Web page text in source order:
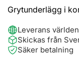
Grytunderlägg i
Leverans
Skickas från
Säker betalning